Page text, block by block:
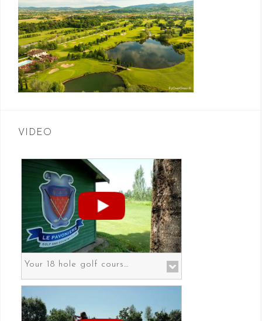
VIDEO
Your 18 hole golf course in Prato the gateway to Florence